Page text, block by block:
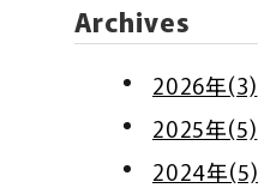
Archives
2026年(3)
2025年(5)
2024年(5)